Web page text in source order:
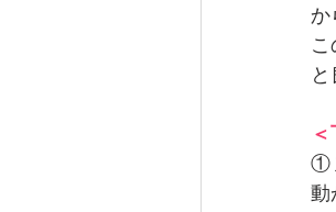
か
と
①
動